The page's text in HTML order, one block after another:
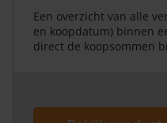
Een overzicht van alle
en koopdatum) binnen
direct de koopsommen